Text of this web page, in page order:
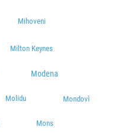
Mihoveni
Milton Keynes
Modena
Molidu Mondovì
Mons